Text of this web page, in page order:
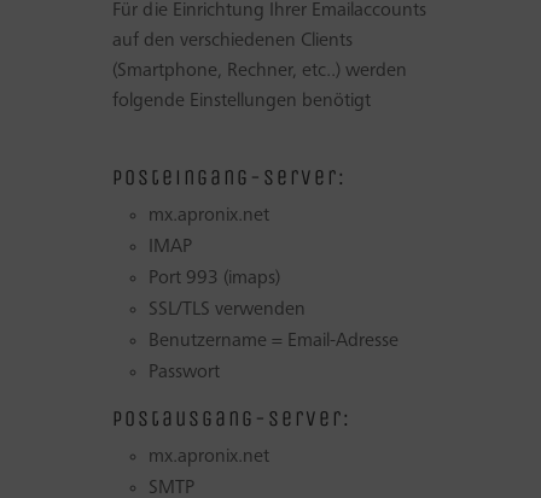
Für die Einrichtung Ihrer Emailaccounts
auf den verschiedenen Clients
(Smartphone, Rechner, etc..) werden
folgende Einstellungen benötigt
Posteingang-Server:
mx.apronix.net
IMAP
Port 993 (imaps)
SSL/TLS verwenden
Benutzername = Email-Adresse
Passwort
Postausgang-Server:
mx.apronix.net
SMTP